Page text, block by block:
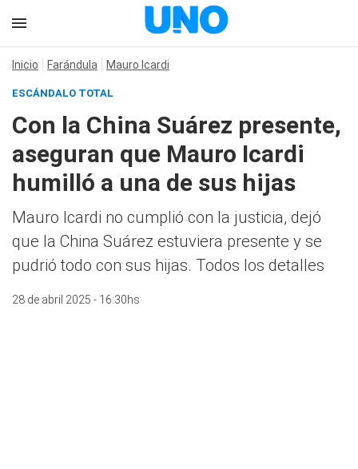
Inicio Farándula Mauro Icardi
ESCÁNDALO TOTAL
Con la China Suárez presente,
aseguran que Mauro Icardi
humilló a una de sus hijas
Mauro Icardi no cumplió con la justicia, dejó
que la China Suárez estuviera presente y se
pudrió todo con sus hijas. Todos los detalles
28 de abril 2025 - 16:30hs